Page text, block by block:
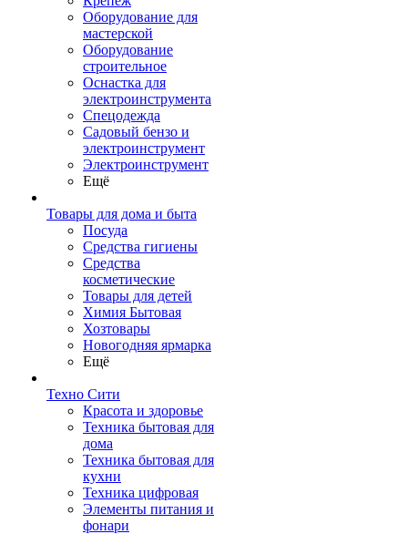
Оборудование для
мастерской
Оборудование
строительное
Оснастка для
электроинструмента
Спецодежда
Садовый бензо и
электроинструмент
Электроинструмент
Ещё
Товары для дома и быта
Посуда
Средства гигиены
Средства
косметические
Товары для детей
Химия Бытовая
Хозтовары
Новогодняя ярмарка
Ещё
Техно Сити
Красота и здоровье
Техника бытовая для
дома
Техника бытовая для
кухни
Техника цифровая
Элементы питания и
фонари